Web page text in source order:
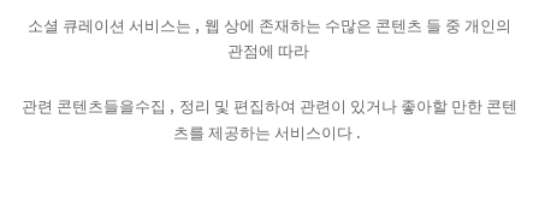
소셜 큐레이션 서비스는 , 웹 상에 존재하는 수많은 콘텐츠 들 중 개인의
관점에 따라
관련 콘텐츠들을수집 , 정리 및 편집하여 관련이 있거나 좋아할 만한 콘텐
츠를 제공하는 서비스이다 .